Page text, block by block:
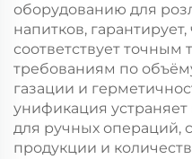
оборудованию для
напитков,
соответствует точным
требованиям по
газации и
унификация
для ручных операций,
продукции и